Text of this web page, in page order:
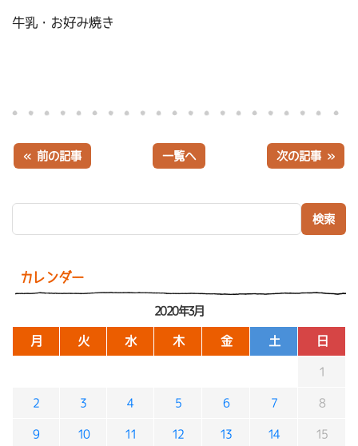
カレンダー
2020年3月
月 火 水 木 金 土 日
1
2 3 4 5 6 7 8
9 10 11 12 13 14 15
牛乳・お好み焼き
« 前の記事 一覧へ 次の記事 »